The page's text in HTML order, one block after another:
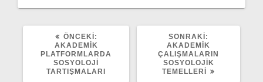
ÖNCEKI:
YAZI:
AKADEMIK
PLATFORMLARDA
SOSYOLOJI
TARTIŞMALARI
SONRAKI:
YAZI:
AKADEMIK
ÇALIŞMALARIN
SOSYOLOJIK
TEMELLERI